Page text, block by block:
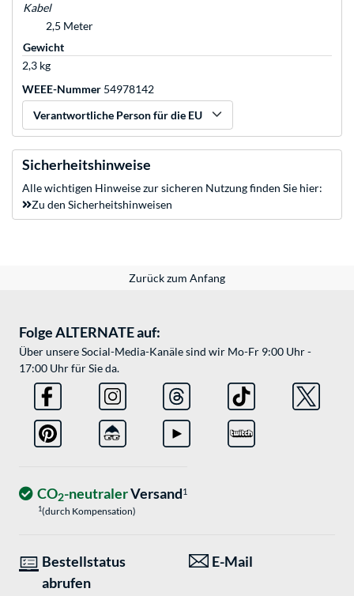
Kabel
2,5 Meter
Gewicht
2,3 kg
WEEE-Nummer 54978142
Verantwortliche Person für die EU
Sicherheitshinweise
Alle wichtigen Hinweise zur sicheren Nutzung finden Sie hier:
Zu den Sicherheitshinweisen
Zurück zum Anfang
Folge ALTERNATE auf:
Über unsere Social-Media-Kanäle sind wir Mo-Fr 9:00 Uhr -
17:00 Uhr für Sie da.
CO2-neutralerVersand1
1(durch Kompensation)
Bestellstatus
abrufen
E-Mail